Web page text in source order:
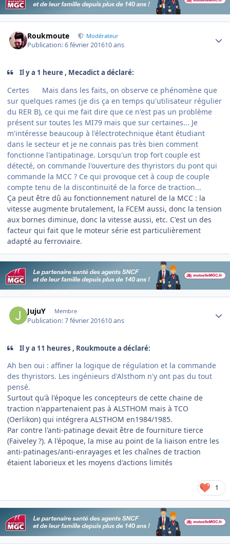
Roukmoute Modérateur
Publication:6 février 201610 ans
Il y a 1 heure , Mecadict a déclaré:
Certes
Mais dans les faits, on observe ce phénomène que
sur quelques rames (je dis ça en temps qu'utilisateur régulier
du RER B), ce qui me fait dire que ce n'est pas un problème
présent sur toutes les MI79 mais que sur certaines... Je
m'intéresse beaucoup à l'électrotechnique étant étudiant
dans le secteur et je ne connais pas très bien comment
fonctionne l'antipatinage. Lorsqu'un trop fort couple est
détecté, on commande l'ouverture des thyristors du pont qui
commande la MCC ? Ce qui provoque cet à coup de couple
compte tenu de la discontinuité de la force de traction...
Ça peut être dû au fonctionnement naturel de la MCC : la
vitesse augmente brutalement, la FCEM aussi, donc la tension
aux bornes diminue, donc la vitesse aussi, etc. C'est un des
facteur qui fait que le moteur série est particulièrement
adapté au ferroviaire.
JujuY Membre
Publication:7 février 201610 ans
Il y a 11 heures , Roukmoute a déclaré:
Ah ben oui : affiner la logique de régulation et la commande
des thyristors. Les ingénieurs d'Alsthom n'y ont pas du tout
pensé.
Surtout qu'à l'époque les concepteurs de cette chaine de
traction n'appartenaient pas à ALSTHOM mais à TCO
(Oerlikon) qui intégrera ALSTHOM en1984/1985.
Par contre l'anti-patinage devait être de fourniture tierce
(Faiveley ?). A l'époque, la mise au point de la liaison entre les
anti-patinages/anti-enrayages et les chaînes de traction
étaient laborieux et les moyens d'actions limités
1